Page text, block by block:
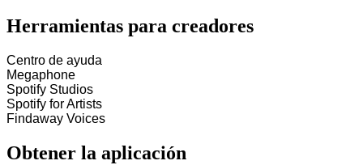
Herramientas para creadores
Centro de ayuda
Megaphone
Spotify Studios
Spotify for Artists
Findaway Voices
Obtener la aplicación